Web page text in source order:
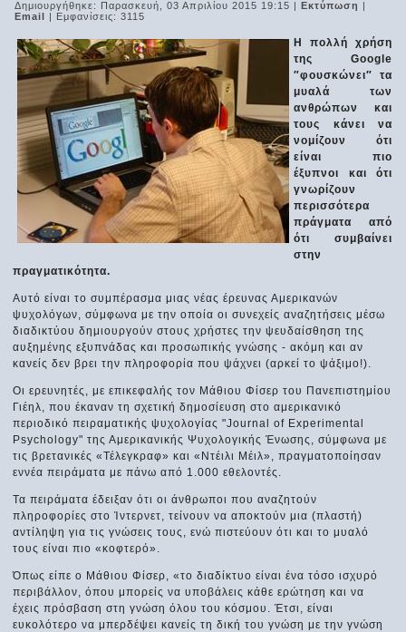
Δημιουργήθηκε: Παρασκευή, 03 Απριλίου 2015 19:15 |Εκτύπωση |
Email | Εμφανίσεις: 3115
Η πολλή χρήση
της Google
″φουσκώνει″ τα
μυαλά των
ανθρώπων και
τους κάνει να
νομίζουν ότι
είναι πιο
έξυπνοι και ότι
γνωρίζουν
περισσότερα
πράγματα από
ότι συμβαίνει
στην
πραγματικότητα.
Αυτό είναι το συμπέρασμα μιας νέας έρευνας Αμερικανών
ψυχολόγων, σύμφωνα με την οποία οι συνεχείς αναζητήσεις μέσω
διαδικτύου δημιουργούν στους χρήστες την ψευδαίσθηση της
αυξημένης εξυπνάδας και προσωπικής γνώσης - ακόμη και αν
κανείς δεν βρει την πληροφορία που ψάχνει (αρκεί το ψάξιμο!).
Οι ερευνητές, με επικεφαλής τον Μάθιου Φίσερ του Πανεπιστημίου
Γιέηλ, που έκαναν τη σχετική δημοσίευση στο αμερικανικό
περιοδικό πειραματικής ψυχολογίας "Journal of Experimental
Psychology" της Αμερικανικής Ψυχολογικής Ένωσης, σύμφωνα με
τις βρετανικές «Τέλεγκραφ» και «Ντέιλι Μέιλ», πραγματοποίησαν
εννέα πειράματα με πάνω από 1.000 εθελοντές.
Τα πειράματα έδειξαν ότι οι άνθρωποι που αναζητούν
πληροφορίες στο Ίντερνετ, τείνουν να αποκτούν μια (πλαστή)
αντίληψη για τις γνώσεις τους, ενώ πιστεύουν ότι και το μυαλό
τους είναι πιο «κοφτερό».
Όπως είπε ο Μάθιου Φίσερ, «το διαδίκτυο είναι ένα τόσο ισχυρό
περιβάλλον, όπου μπορείς να υποβάλεις κάθε ερώτηση και να
έχεις πρόσβαση στη γνώση όλου του κόσμου. Έτσι, είναι
ευκολότερο να μπερδέψει κανείς τη δική του γνώση με την γνώση